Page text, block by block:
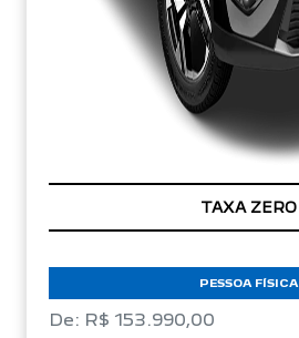
TAXA ZERO
PESSOA FÍSICA
De: R$ 153.990,00